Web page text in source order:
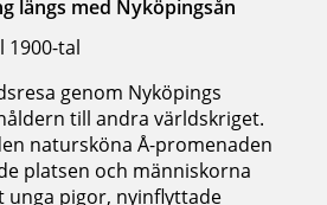
längs med Nyköpingsån
1900-tal
genom Nyköpings
till andra världskriget.
natursköna Å-promenaden
platsen och människorna
unga pigor, nyinflyttade